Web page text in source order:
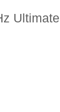
Ultimate